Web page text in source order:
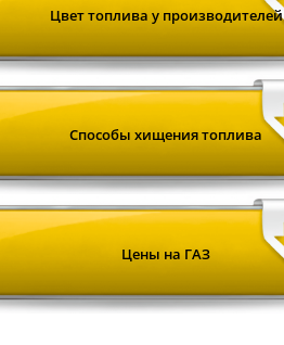
Цвет топлива у производителей
Cпособы хищения топлива
Цены на ГАЗ